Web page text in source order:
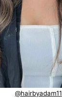
@hairbyadam11